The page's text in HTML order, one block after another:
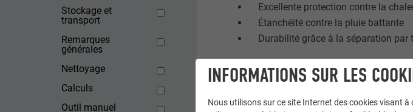
Stockage et
transport
Remarques
générales
Nettoyage
Calculs
Outil manuel
Excellente protection contre la
Étanchéité contre la pluie battante
Durabilité grâce à la séparation
INFORMATIONS SUR LES
Nous utilisons sur ce site Internet des cookies visant